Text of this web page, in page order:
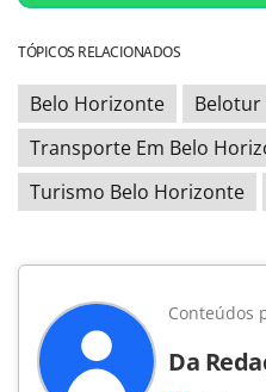
TÓPICOS RELACIONADOS
Belo Horizonte Belotur
Transporte Em Belo
Turismo Belo Horizonte
Conteúdos
Da